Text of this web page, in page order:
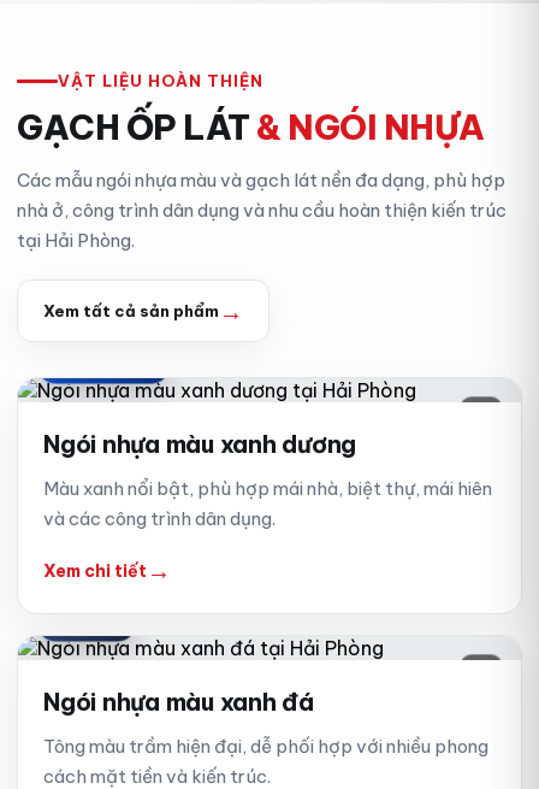
VẬT LIỆU HOÀN THIỆN
GẠCH ỐP LÁT & NGÓI NHỰA
Các mẫu ngói nhựa màu và gạch lát nền đa dạng, phù hợp
nhà ở, công trình dân dụng và nhu cầu hoàn thiện kiến trúc
tại Hải Phòng.
Xem tất cả sản phẩm →
Ngói nhựa màu xanh dương
Màu xanh nổi bật, phù hợp mái nhà, biệt thự, mái hiên
và các công trình dân dụng.
Xem chi tiết →
Ngói nhựa màu xanh đá
Tông màu trầm hiện đại, dễ phối hợp với nhiều phong
cách mặt tiền và kiến trúc.